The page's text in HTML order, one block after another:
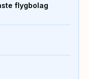
flygbolag